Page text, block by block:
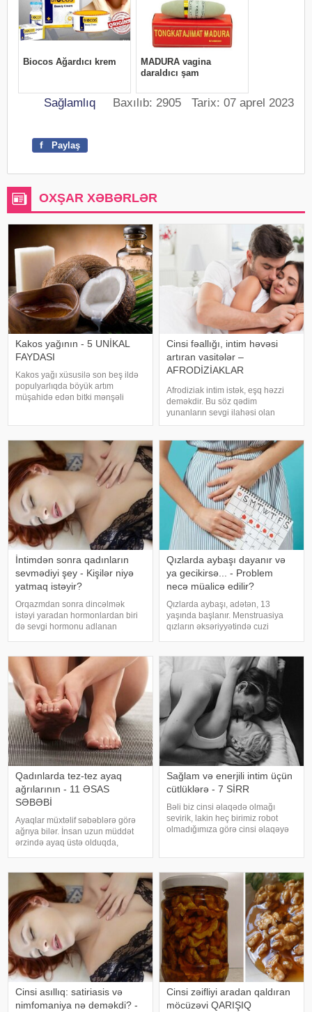
Sağlamlıq Baxılıb: 2905 Tarix: 07 aprel 2023
f Paylaş
OXŞAR XƏBƏRLƏR
Kakos yağının - 5 UNİKAL
FAYDASI
Kakos yağı xüsusilə son beş ildə
populyarlıqda böyük artım
müşahidə edən bitki mənşəli
bankalarda kokos yağı tapmaq
mümkündür. Bundan əlavə,
qablaşdırıla
Cinsi fəallığı, intim həvəsi
artıran vasitələr –
AFRODİZİAKLAR
BİLMƏDİKLƏRİMİZ
Afrodiziak intim istək, eşq həzzi
deməkdir. Bu söz qədim
yunanların sevgi ilahəsi olan
Afrodita adından götürülüb. Bəs,
qədər insanların böyük maraq
göstərdiyi afrodiziak vasitələr nə
üçündür
İntimdən sonra qadınların
sevmədiyi şey - Kişilər niyə
yatmaq istəyir?
Orqazmdan sonra dincəlmək
istəyi yaradan hormonlardan biri
də sevgi hormonu adlanan
tətikləyir. Həm kişilər, həm də
qadınlar tərəfindən ifraz olunan
oksitosi
Qızlarda aybaşı dayanır və
ya gecikirsə... - Problem
necə müalicə edilir?
Qızlarda aybaşı, adətən, 13
yaşında başlanır. Menstruasiya
qızların əksəriyyətində cuzi
istifadə etmək olar – ot
dəmləmələri (məsələn,
çobanyastığı), garnı
Qadınlarda tez-tez ayaq
ağrılarının - 11 ƏSAS
SƏBƏBİ
Ayaqlar müxtəlif səbəblərə görə
ağrıya bilər. İnsan uzun müddət
ərzində ayaq üstə olduqda,
yükləmələrə məruz qalır. Lakin
insan dincələndən sonra bu ağrıla
Sağlam və enerjili intim üçün
cütlüklərə - 7 SİRR
Bəli biz cinsi əlaqədə olmağı
sevirik, lakin heç birimiz robot
olmadığımıza görə cinsi əlaqəyə
əlaqəyə girmək mümkün olmaya
bilər
Cinsi asıllıq: satiriasis və
nimfomaniya nə deməkdi? -
Cinsi zəifliyi aradan qaldıran
möcüzəvi QARIŞIQ